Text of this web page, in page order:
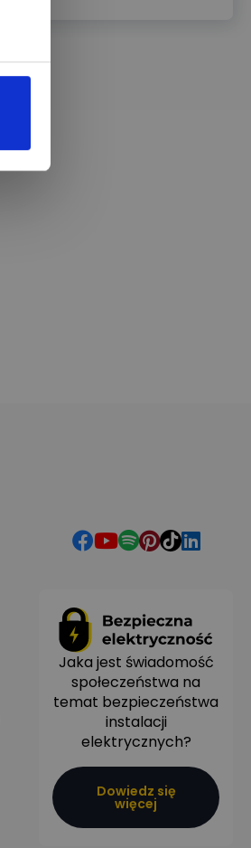
Jaka jest świadomość
społeczeństwa na
temat bezpieczeństwa
instalacji
elektrycznych?
Dowiedz się
więcej